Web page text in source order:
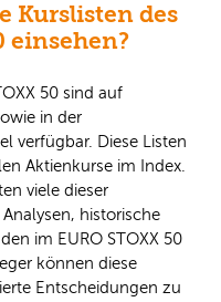
Kurslisten des
einsehen?
50 sind auf
in der
verfügbar. Diese Listen
Aktienkurse im Index.
viele dieser
historische
im EURO STOXX 50
können diese
Entscheidungen zu